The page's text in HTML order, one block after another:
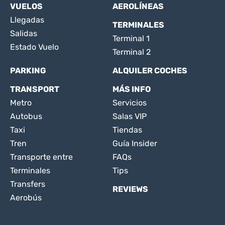
VUELOS
Llegadas
Salidas
Estado Vuelo
AEROLÍNEAS
TERMINALES
Terminal 1
Terminal 2
PARKING
ALQUILER COCHES
TRANSPORT
Metro
Autobus
Taxi
Tren
Transporte entre
Terminales
Transfers
Aerobús
MÁS INFO
Servicios
Salas VIP
Tiendas
Guía Insider
FAQs
Tips
REVIEWS